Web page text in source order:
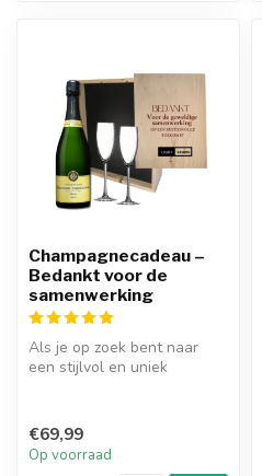
Champagnecadeau –
Bedankt voor de
samenwerking
Als je op zoek bent naar
een stijlvol en uniek
€69,99
Op voorraad